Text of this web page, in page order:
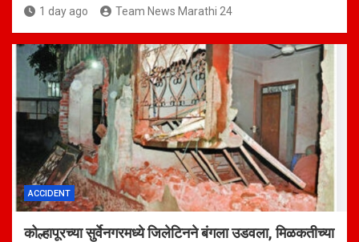
1 day ago Team News Marathi 24
ACCIDENT
कोल्हापूरच्या सुर्वेनगरमध्ये जिलेटिनने बंगला उडवला, मिळकतीच्या